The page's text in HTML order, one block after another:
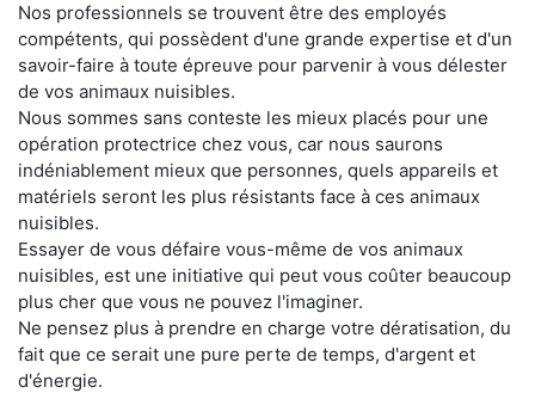
Nos professionnels se trouvent être des employés
compétents, qui possèdent d'une grande expertise et d'un
savoir-faire à toute épreuve pour parvenir à vous délester
de vos animaux nuisibles.
Nous sommes sans conteste les mieux placés pour une
opération protectrice chez vous, car nous saurons
indéniablement mieux que personnes, quels appareils et
matériels seront les plus résistants face à ces animaux
nuisibles.
Essayer de vous défaire vous-même de vos animaux
nuisibles, est une initiative qui peut vous coûter beaucoup
plus cher que vous ne pouvez l'imaginer.
Ne pensez plus à prendre en charge votre dératisation, du
fait que ce serait une pure perte de temps, d'argent et
d'énergie.